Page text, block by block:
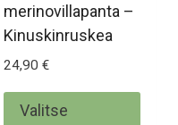
merinovillapanta –
Kinuskinruskea
24,90 €
Valitse